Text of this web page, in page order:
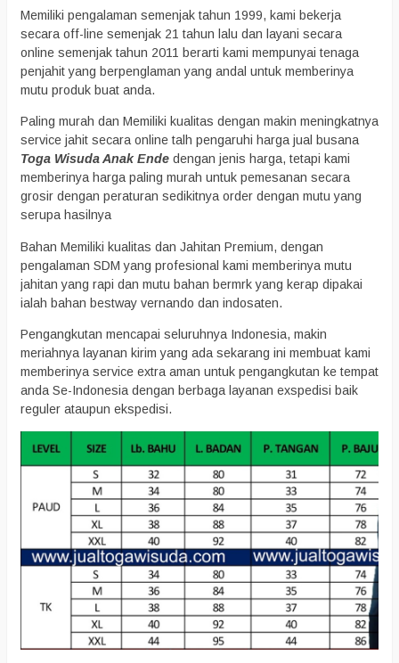
Memiliki pengalaman semenjak tahun 1999, kami bekerja
secara off-line semenjak 21 tahun lalu dan layani secara
online semenjak tahun 2011 berarti kami mempunyai tenaga
penjahit yang berpenglaman yang andal untuk memberinya
mutu produk buat anda.
Paling murah dan Memiliki kualitas dengan makin meningkatnya
service jahit secara online talh pengaruhi harga jual busana
Toga Wisuda Anak Ende dengan jenis harga, tetapi kami
memberinya harga paling murah untuk pemesanan secara
grosir dengan peraturan sedikitnya order dengan mutu yang
serupa hasilnya
Bahan Memiliki kualitas dan Jahitan Premium, dengan
pengalaman SDM yang profesional kami memberinya mutu
jahitan yang rapi dan mutu bahan bermrk yang kerap dipakai
ialah bahan bestway vernando dan indosaten.
Pengangkutan mencapai seluruhnya Indonesia, makin
meriahnya layanan kirim yang ada sekarang ini membuat kami
memberinya service extra aman untuk pengangkutan ke tempat
anda Se-Indonesia dengan berbaga layanan exspedisi baik
reguler ataupun ekspedisi.